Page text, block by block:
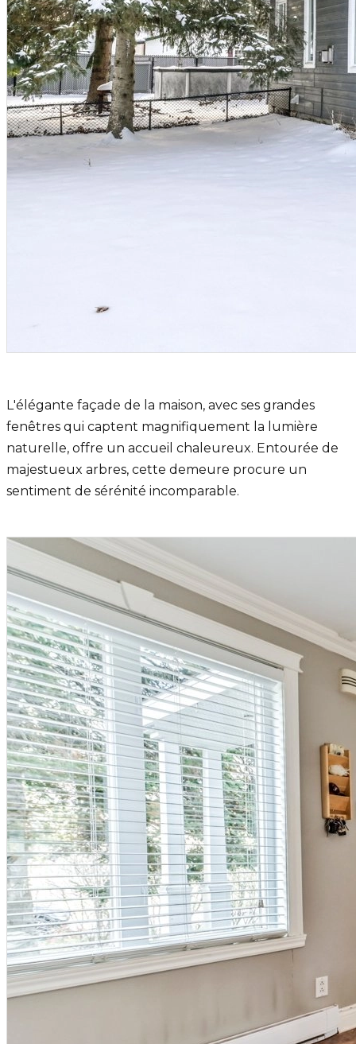
L'élégante façade de la maison, avec ses grandes
fenêtres qui captent magnifiquement la lumière
naturelle, offre un accueil chaleureux. Entourée de
majestueux arbres, cette demeure procure un
sentiment de sérénité incomparable.